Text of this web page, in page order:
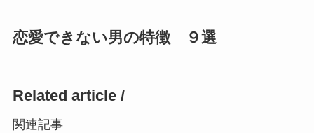
恋愛できない男の特徴 ９選
Related article /
関連記事